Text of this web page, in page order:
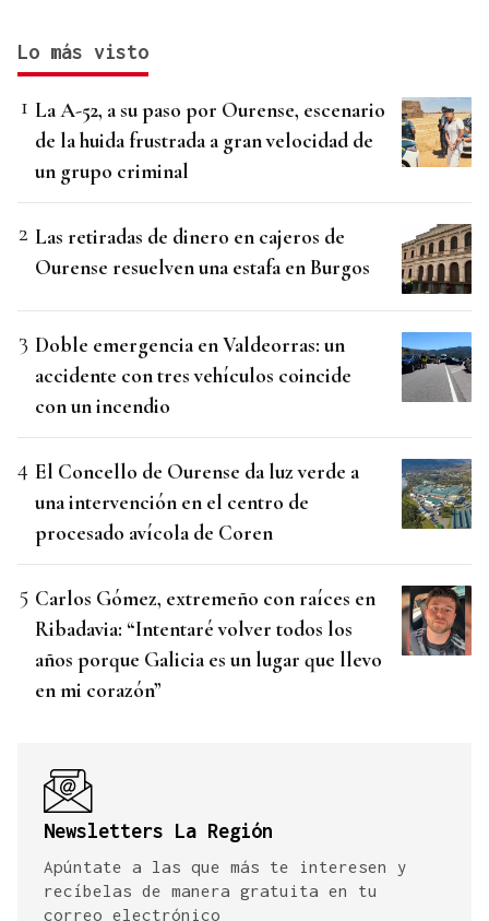
Lo más visto
La A-52, a su paso por Ourense, escenario
de la huida frustrada a gran velocidad de
un grupo criminal
Las retiradas de dinero en cajeros de
Ourense resuelven una estafa en Burgos
Doble emergencia en Valdeorras: un
accidente con tres vehículos coincide
con un incendio
El Concello de Ourense da luz verde a
una intervención en el centro de
procesado avícola de Coren
Carlos Gómez, extremeño con raíces en
Ribadavia: “Intentaré volver todos los
años porque Galicia es un lugar que llevo
en mi corazón”
Newsletters La Región
Apúntate a las que más te interesen y
recíbelas de manera gratuita en tu
correo electrónico